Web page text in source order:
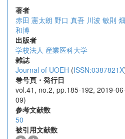
著者
赤田 憲太朗 野口 真吾 川波 敏則
和博
出版者
学校法人 産業医科大学
雑誌
Journal of UOEH (ISSN:0387821X
巻号頁・発行日
vol.41, no.2, pp.185-192, 2019-
09)
参考文献数
50
被引用文献数